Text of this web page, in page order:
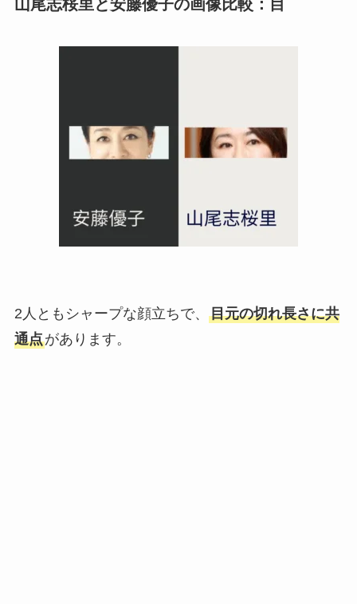
山尾志桜里と安藤優子の画像比較：目
2人ともシャープな顔立ちで、 目元の切れ長さに共
通点があります。